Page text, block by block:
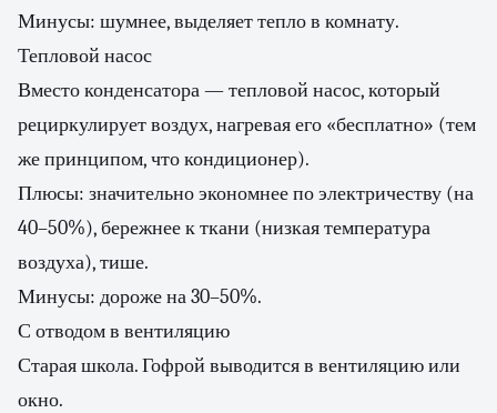
Минусы: шумнее, выделяет тепло в комнату.
Тепловой насос
Вместо конденсатора — тепловой насос, который
рециркулирует воздух, нагревая его «бесплатно» (тем
же принципом, что кондиционер).
Плюсы: значительно экономнее по электричеству (на
40–50%), бережнее к ткани (низкая температура
воздуха), тише.
Минусы: дороже на 30–50%.
С отводом в вентиляцию
Старая школа. Гофрой выводится в вентиляцию или
окно.